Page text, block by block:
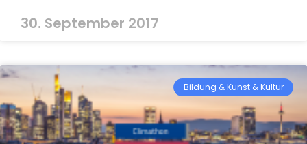
30. September 2017
Bildung & Kunst & Kultur